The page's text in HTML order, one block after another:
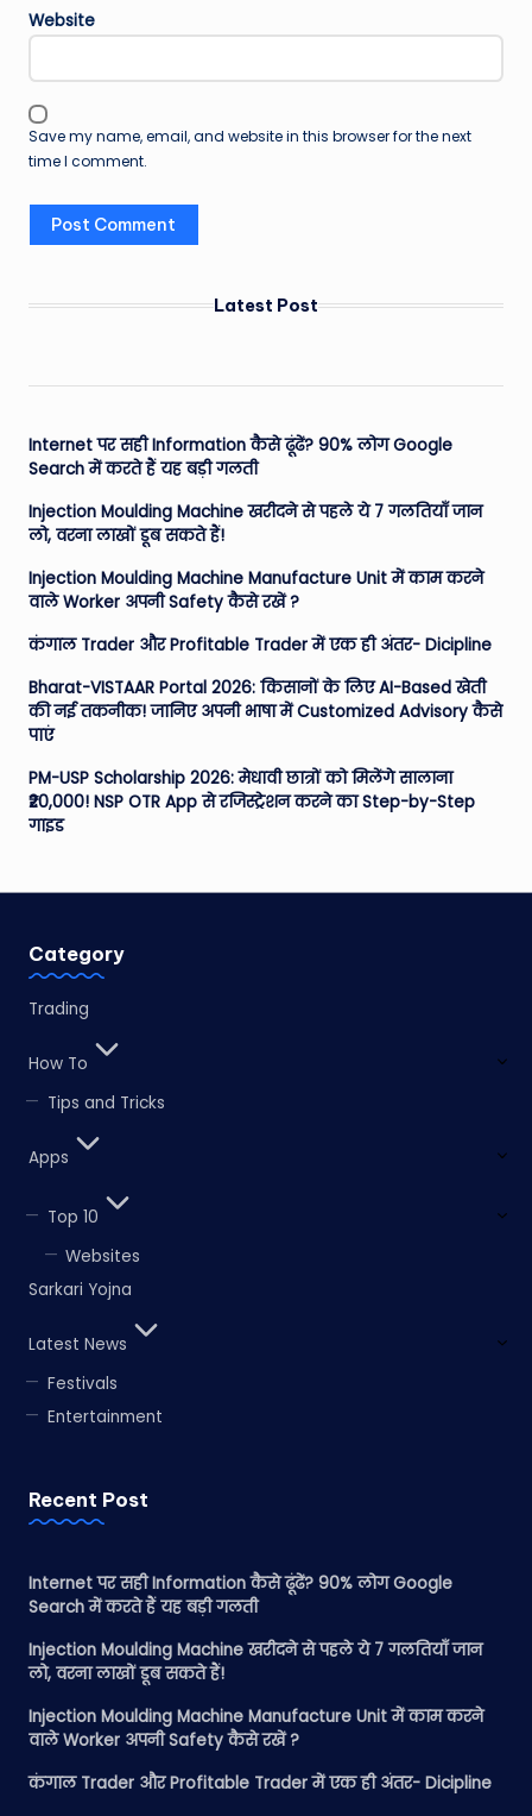
Website
Save my name, email, and website in this browser for the next
time I comment.
Latest Post
Internet पर सही Information कैसे ढूंढें? 90% लोग Google
Search में करते हैं यह बड़ी गलती
Injection Moulding Machine खरीदने से पहले ये 7 गलतियाँ जान
लो, वरना लाखों डूब सकते हैं!
Injection Moulding Machine Manufacture Unit में काम करने
वाले Worker अपनी Safety कैसे रखें ?
कंगाल Trader और Profitable Trader में एक ही अंतर- Dicipline
Bharat-VISTAAR Portal 2026: किसानों के लिए AI-Based खेती
की नई तकनीक! जानिए अपनी भाषा में Customized Advisory कैसे
पाएं
PM-USP Scholarship 2026: मेधावी छात्रों को मिलेंगे सालाना
₹20,000! NSP OTR App से रजिस्ट्रेशन करने का Step-by-Step
गाइड
Category
Trading
How To
Tips and Tricks
Apps
Top 10
Websites
Sarkari Yojna
Latest News
Festivals
Entertainment
Recent Post
Internet पर सही Information कैसे ढूंढें? 90% लोग Google
Search में करते हैं यह बड़ी गलती
Injection Moulding Machine खरीदने से पहले ये 7 गलतियाँ जान
लो, वरना लाखों डूब सकते हैं!
Injection Moulding Machine Manufacture Unit में काम करने
वाले Worker अपनी Safety कैसे रखें ?
कंगाल Trader और Profitable Trader में एक ही अंतर- Dicipline